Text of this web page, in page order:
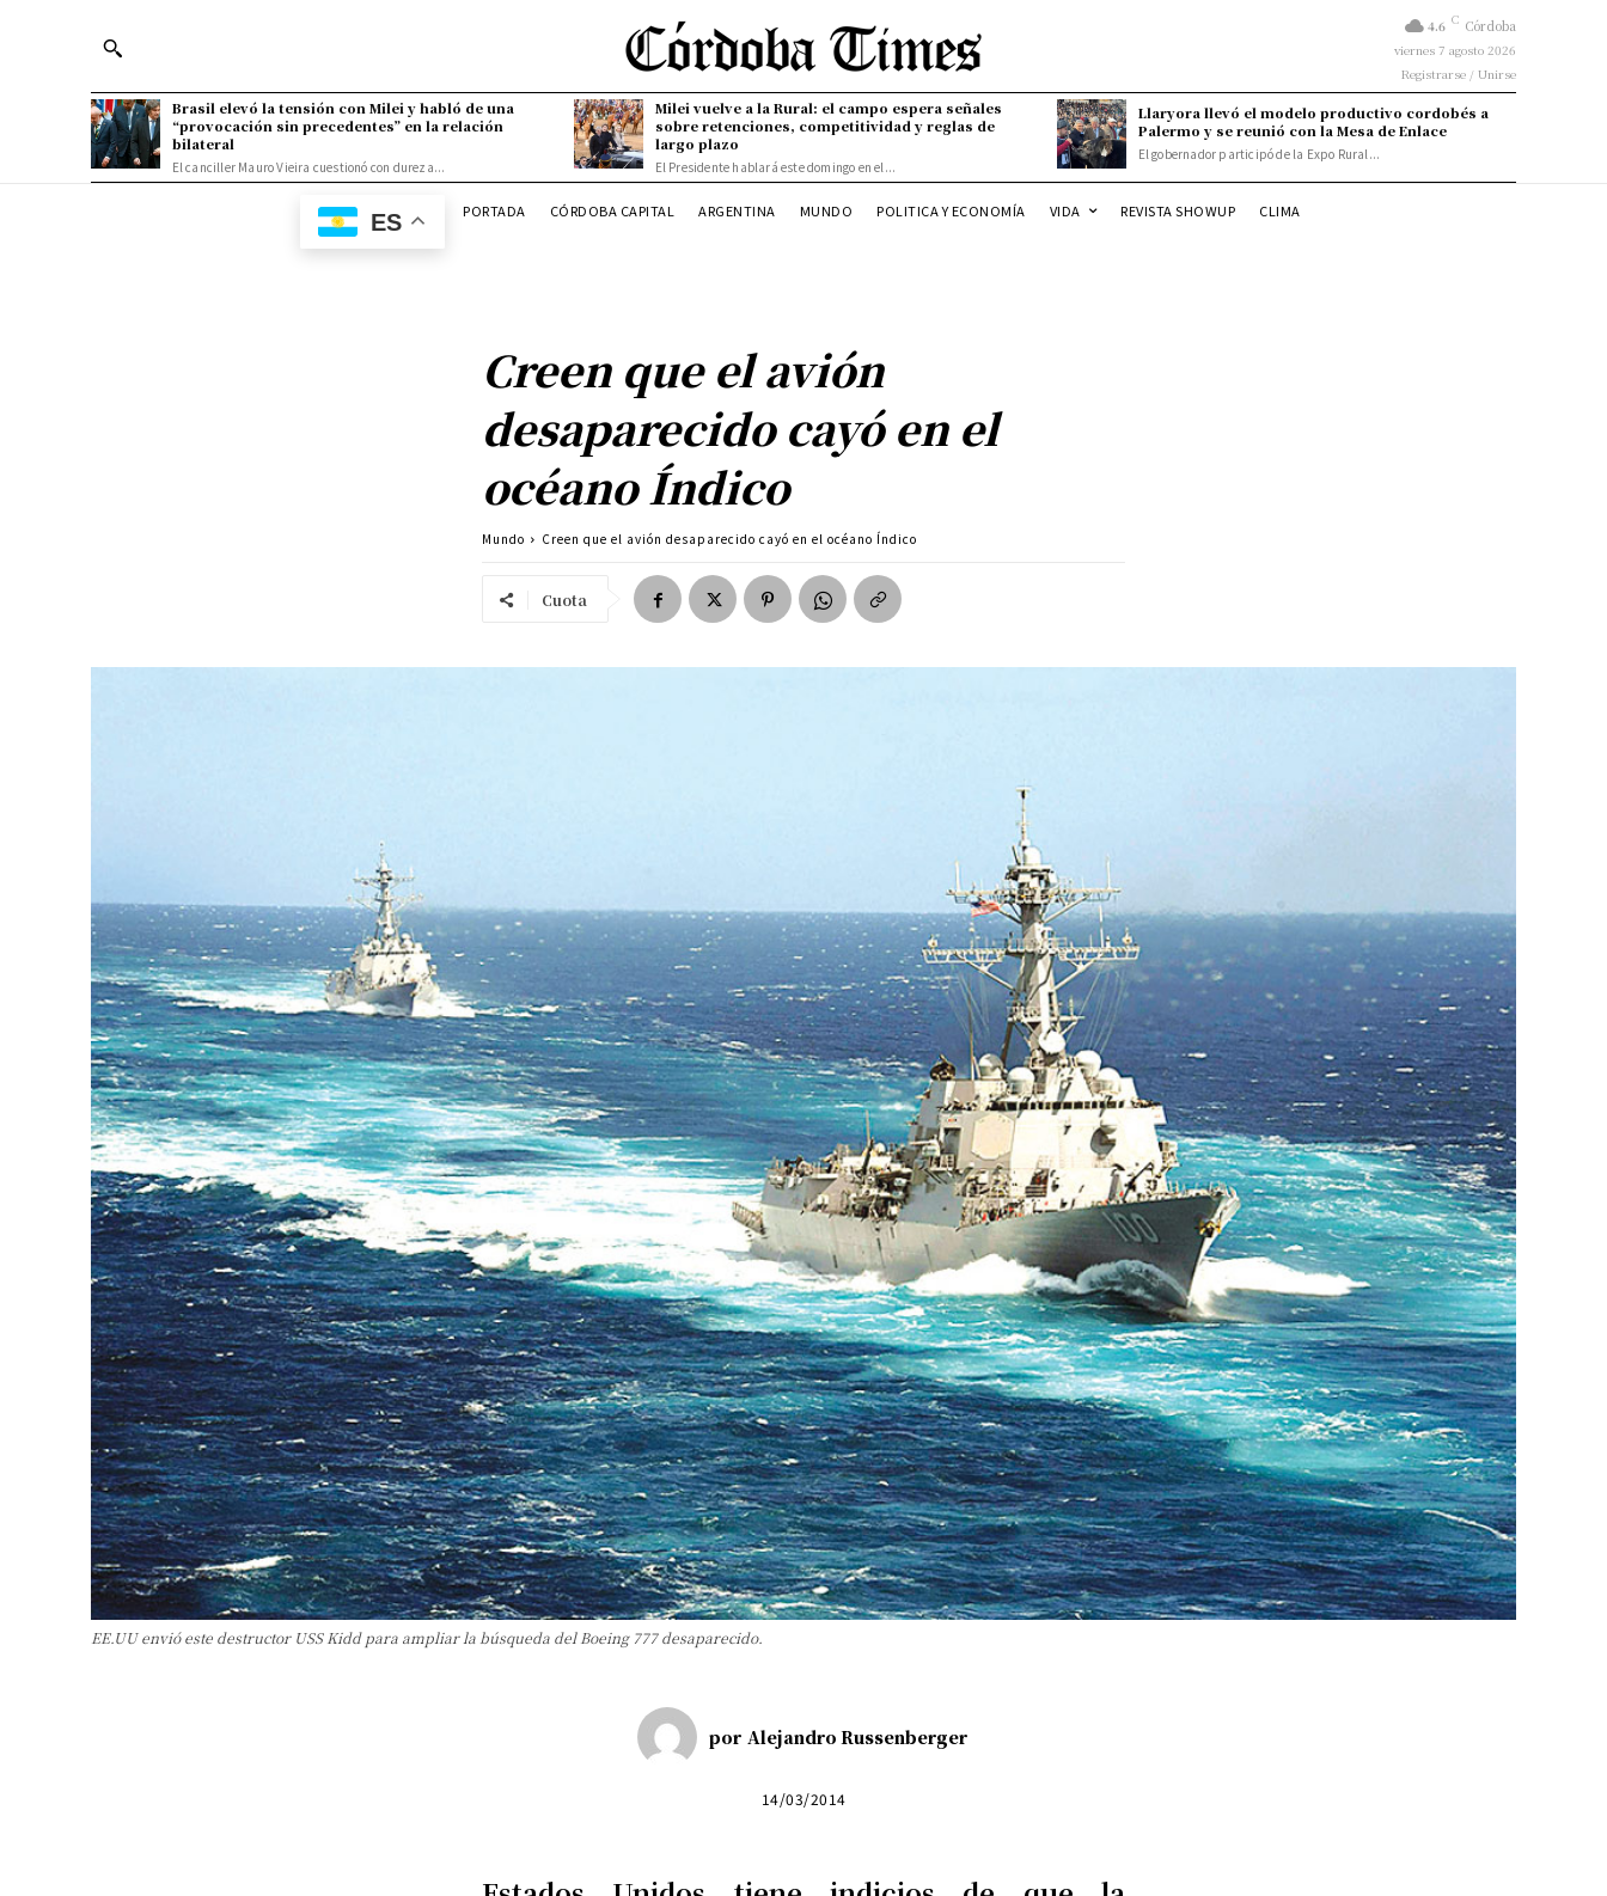
4.6 C Córdoba
viernes 7 agosto 2026
Registrarse / Unirse
Brasil elevó la tensión con Milei y habló de una
“provocación sin precedentes” en la relación
bilateral
El canciller Mauro Vieira cuestionó con dureza...
Milei vuelve a la Rural: el campo espera señales
sobre retenciones, competitividad y reglas de
largo plazo
El Presidente hablará este domingo en el...
Llaryora llevó el modelo productivo cordobés a
Palermo y se reunió con la Mesa de Enlace
El gobernador participó de la Expo Rural...
ES PORTADA CÓRDOBA CAPITAL ARGENTINA MUNDO POLITICA Y ECONOMÍA VIDA REVISTA SHOWUP CLIMA
Creen que el avión
desaparecido cayó en el
océano Índico
Mundo Creen que el avión desaparecido cayó en el océano Índico
Cuota
EE.UU envió este destructor USS Kidd para ampliar la búsqueda del Boeing 777 desaparecido.
por Alejandro Russenberger
14/03/2014